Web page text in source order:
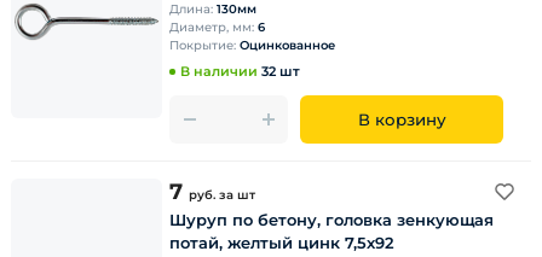
Длина: 130мм
Диаметр, мм: 6
Покрытие: Оцинкованное
В наличии 32 шт
В корзину
7 руб. за шт
Шуруп по бетону, головка зенкующая
потай, желтый цинк 7,5х92